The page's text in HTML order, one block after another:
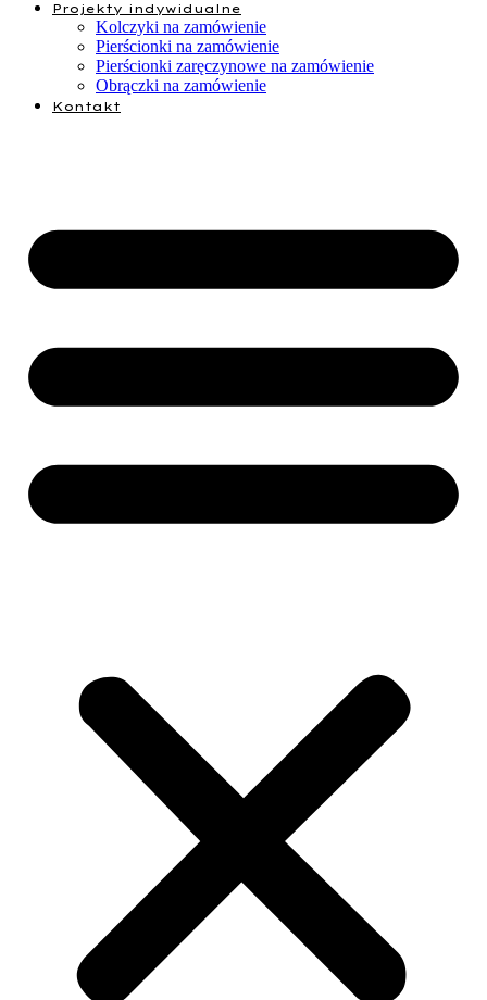
Projekty indywidualne
Kolczyki na zamówienie
Pierścionki na zamówienie
Pierścionki zaręczynowe na zamówienie
Obrączki na zamówienie
Kontakt